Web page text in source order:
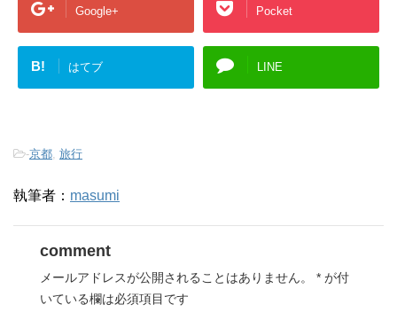
Google+ Pocket
B! はてブ LINE
-京都 旅行
執筆者： masumi
comment
メールアドレスが公開されることはありません。 * が付
いている欄は必須項目です